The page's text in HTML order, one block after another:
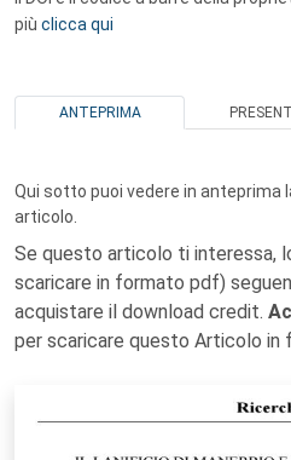
più clicca qui
ANTEPRIMA
Qui sotto puoi vedere in anteprima
articolo.
Se questo articolo ti interessa,
scaricare in formato pdf)
acquistare il download credit.
per scaricare questo Articolo in